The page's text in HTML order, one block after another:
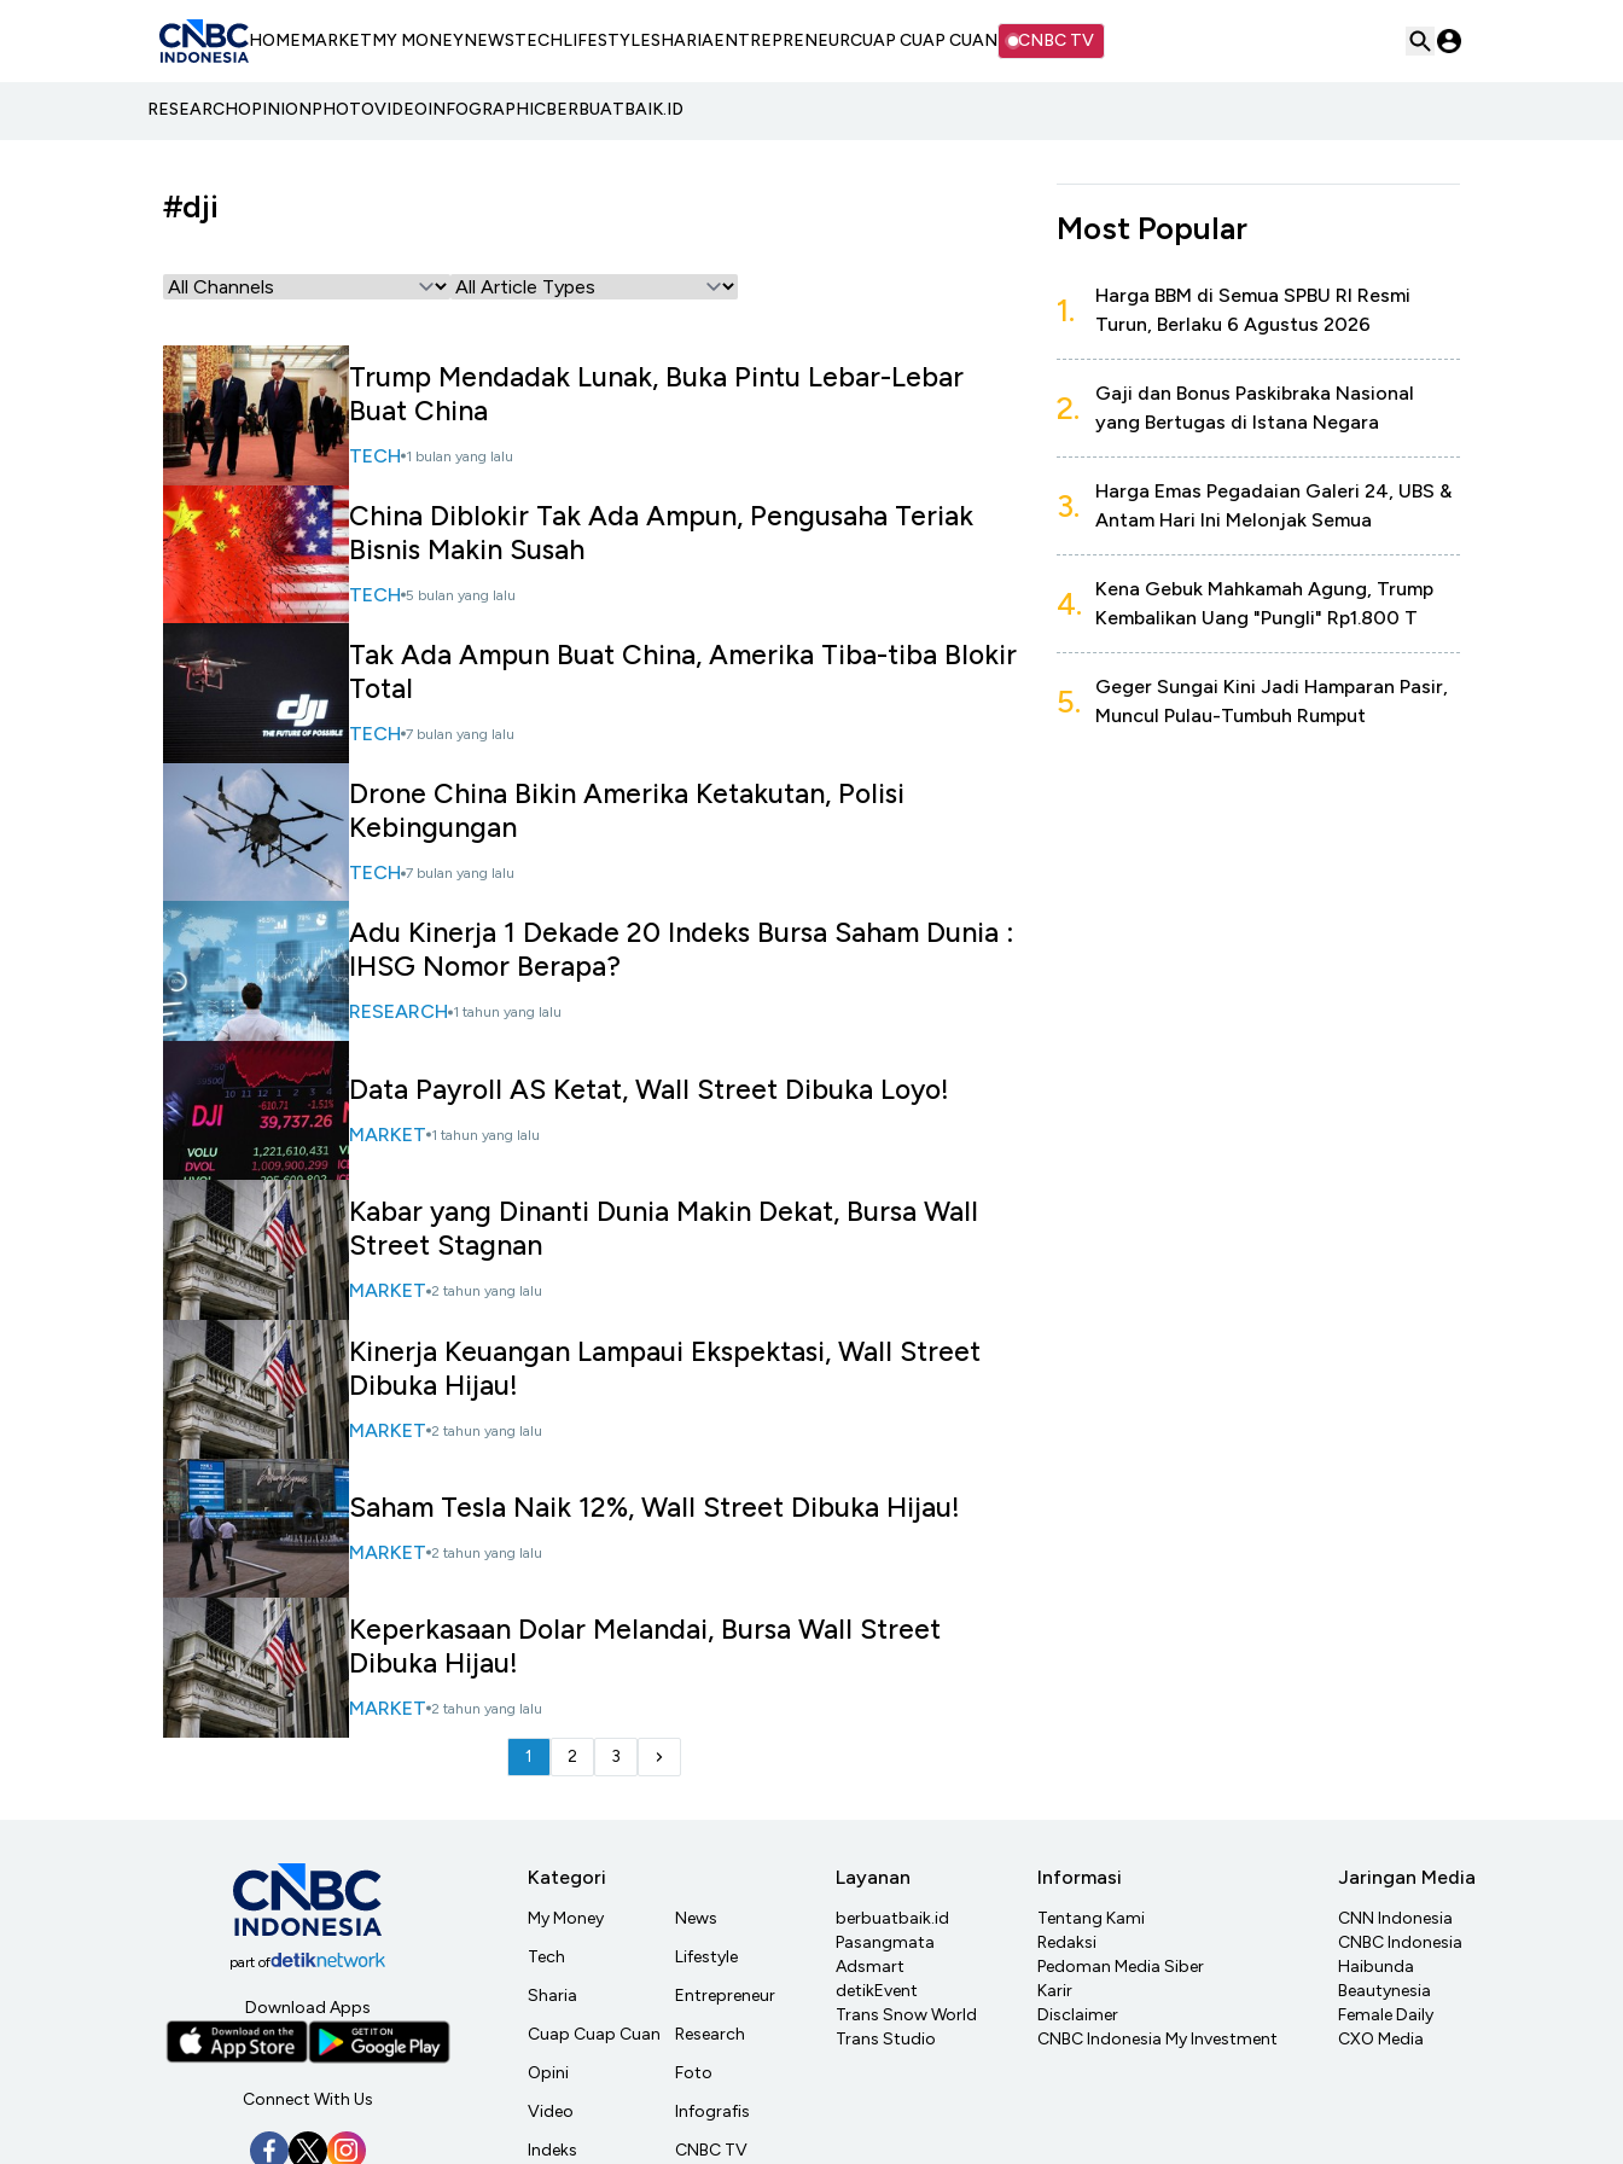
HOMEMARKETMY MONEYNEWSTECHLIFESTYLESHARIAENTREPRENEURCUAP CUAP CUAN CNBC TV
RESEARCHOPINIONPHOTOVIDEOINFOGRAPHICBERBUATBAIK.ID
#dji
Trump Mendadak Lunak, Buka Pintu Lebar-Lebar
Buat China
TECH 1 bulan yang lalu
China Diblokir Tak Ada Ampun, Pengusaha Teriak
Bisnis Makin Susah
TECH 5 bulan yang lalu
Tak Ada Ampun Buat China, Amerika Tiba-tiba Blokir
Total
TECH 7 bulan yang lalu
Drone China Bikin Amerika Ketakutan, Polisi
Kebingungan
TECH 7 bulan yang lalu
Adu Kinerja 1 Dekade 20 Indeks Bursa Saham Dunia :
IHSG Nomor Berapa?
RESEARCH 1 tahun yang lalu
Data Payroll AS Ketat, Wall Street Dibuka Loyo!
MARKET 1 tahun yang lalu
Kabar yang Dinanti Dunia Makin Dekat, Bursa Wall
Street Stagnan
MARKET 2 tahun yang lalu
Kinerja Keuangan Lampaui Ekspektasi, Wall Street
Dibuka Hijau!
MARKET 2 tahun yang lalu
Saham Tesla Naik 12%, Wall Street Dibuka Hijau!
MARKET 2 tahun yang lalu
Keperkasaan Dolar Melandai, Bursa Wall Street
Dibuka Hijau!
MARKET 2 tahun yang lalu
1 2 3
Most Popular
1.
Harga BBM di Semua SPBU RI Resmi
Turun, Berlaku 6 Agustus 2026
2.
Gaji dan Bonus Paskibraka Nasional
yang Bertugas di Istana Negara
3.
Harga Emas Pegadaian Galeri 24, UBS &
Antam Hari Ini Melonjak Semua
4.
Kena Gebuk Mahkamah Agung, Trump
Kembalikan Uang "Pungli" Rp1.800 T
5.
Geger Sungai Kini Jadi Hamparan Pasir,
Muncul Pulau-Tumbuh Rumput
part of
Download Apps
Connect With Us
Kategori
My Money
Tech
Sharia
Cuap Cuap Cuan
Opini
Video
Indeks
News
Lifestyle
Entrepreneur
Research
Foto
Infografis
CNBC TV
Layanan
berbuatbaik.id
Pasangmata
Adsmart
detikEvent
Trans Snow World
Trans Studio
Informasi
Tentang Kami
Redaksi
Pedoman Media Siber
Karir
Disclaimer
CNBC Indonesia My Investment
Jaringan Media
CNN Indonesia
CNBC Indonesia
Haibunda
Beautynesia
Female Daily
CXO Media